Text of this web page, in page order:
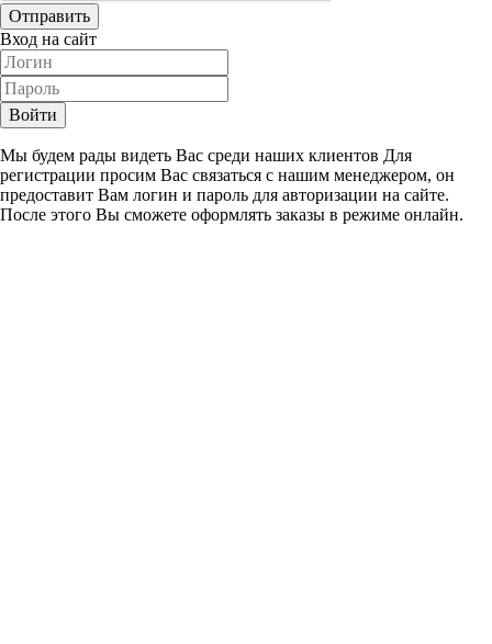
Отправить
Вход на сайт
Войти
Мы будем рады видеть Вас среди наших клиентов Для
регистрации просим Вас связаться с нашим менеджером, он
предоставит Вам логин и пароль для авторизации на сайте.
После этого Вы сможете оформлять заказы в режиме онлайн.